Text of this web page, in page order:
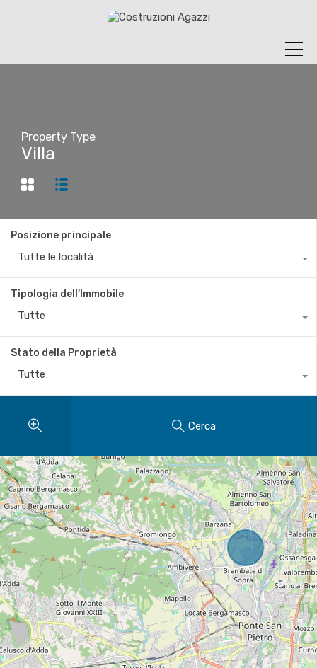
Property Type
Villa
Posizione principale
Tutte le località
Tipologia dell'Immobile
Tutte
Stato della Proprietà
Tutte
Cerca